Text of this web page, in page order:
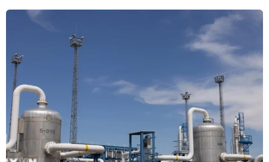
Theo dõi VietnamPlus
TIN LIÊN QUAN